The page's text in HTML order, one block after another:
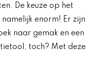
De keuze op het
enorm! Er zijn
naar gemak en een
toch? Met deze